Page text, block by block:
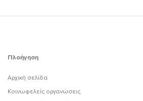
Πλοήγηση
Αρχική σελίδα
Κοινωφελείς οργανώσεις